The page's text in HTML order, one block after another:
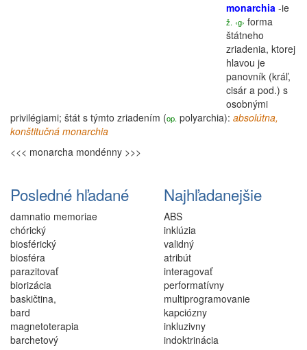
monarchia -ie
ž. ‹g› forma
štátneho
zriadenia, ktorej
hlavou je
panovník (kráľ,
cisár a pod.) s
osobnými
privilégiami; štát s týmto zriadením (op. polyarchia): absolútna,
konštitučná monarchia
<<< monarcha mondénny >>>
Posledné hľadané
damnatio memoriae
chórický
biosférický
biosféra
parazitovať
biorizácia
baskičtina,
bard
magnetoterapia
barchetový
Najhľadanejšie
ABS
inklúzia
validný
atribút
interagovať
performatívny
multiprogramovanie
kapciózny
inkluzivny
indoktrinácia